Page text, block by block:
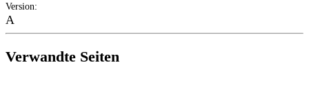
Version:
A
Verwandte Seiten